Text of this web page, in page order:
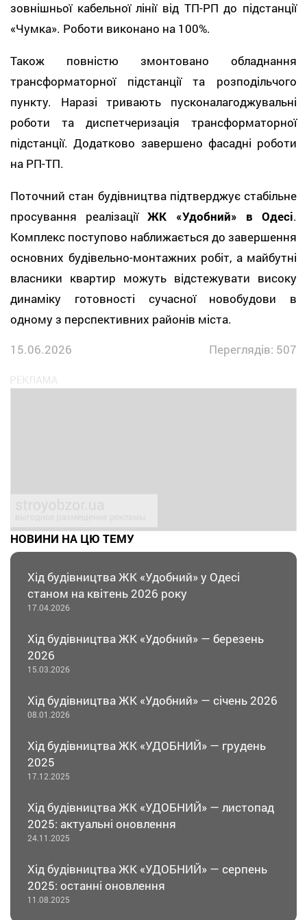
зовнішньої кабельної лінії від ТП-РП до підстанції
«Чумка». Роботи виконано на 100%.
Також повністю змонтовано обладнання
трансформаторної підстанції та розподільчого
пункту. Наразі тривають пусконалагоджувальні
роботи та диспетчеризація трансформаторної
підстанції. Додатково завершено фасадні роботи
на РП-ТП.
Поточний стан будівництва підтверджує стабільне
просування реалізаціїЖК «Удобний» в Одесі.
Комплекс поступово наближається до завершення
основних будівельно-монтажних робіт, а майбутні
власники квартир можуть відстежувати високу
динаміку готовності сучасної новобудови в
одному з перспективних районів міста.
15.06.2026
Переглядів: 507
НОВИНИ НА ЦЮ ТЕМУ
Хід будівництва ЖК «Удобний» у Одесі
станом на квітень 2026 року
17.04.2026
Хід будівництва ЖК «Удобний» — березень
2026
15.03.2026
Хід будівництва ЖК «Удобний» — січень 2026
08.01.2026
Хід будівництва ЖК «УДОБНИЙ» — грудень
2025
17.12.2025
Хід будівництва ЖК «УДОБНИЙ» — листопад
2025: актуальні оновлення
24.11.2025
Хід будівництва ЖК «УДОБНИЙ» — серпень
2025: останні оновлення
11.08.2025